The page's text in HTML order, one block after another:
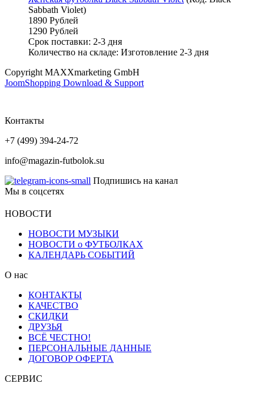
Sabbath Violet)
1890 Рублей
1290 Рублей
Срок поставки: 2-3 дня
Количество на складе: Изготовление 2-3 дня
Copyright MAXXmarketing GmbH
JoomShopping Download & Support
Контакты
+7 (499) 394-24-72
info@magazin-futbolok.su
Подпишись на канал
Мы в соцсетях
НОВОСТИ
НОВОСТИ МУЗЫКИ
НОВОСТИ о ФУТБОЛКАХ
КАЛЕНДАРЬ СОБЫТИЙ
О нас
КОНТАКТЫ
КАЧЕСТВО
СКИДКИ
ДРУЗЬЯ
ВСЁ ЧЕСТНО!
ПЕРСОНАЛЬНЫЕ ДАННЫЕ
ДОГОВОР ОФЕРТА
СЕРВИС